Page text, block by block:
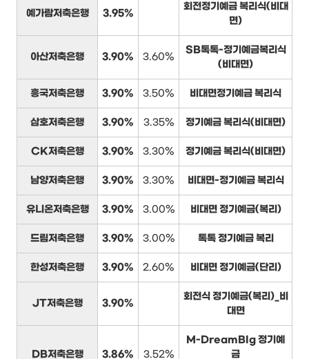
예가람저축은행 3.95%
회전정기예금 복리식(비대
면)
아산저축은행 3.90% 3.60%
SB톡톡-정기예금복리식
(비대면)
흥국저축은행 3.90% 3.50% 비대면정기예금 복리식
삼호저축은행 3.90% 3.35% 정기예금 복리식(비대면)
CK저축은행 3.90% 3.30% 정기예금 복리식(비대면)
남양저축은행 3.90% 3.30% 비대면-정기예금 복리식
유니온저축은행 3.90% 3.00% 비대면 정기예금(복리)
드림저축은행 3.90% 3.00% 톡톡 정기예금 복리
한성저축은행 3.90% 2.60% 비대면 정기예금(단리)
JT저축은행 3.90%
회전식 정기예금(복리)_비
대면
DB저축은행 3.86% 3.52%
M-DreamBIg 정기예
금